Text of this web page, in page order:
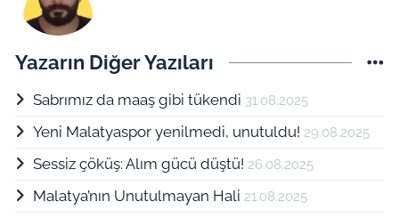
Yazarın Diğer Yazıları
Sabrımız da maaş gibi tükendi 31.08.2025
Yeni Malatyaspor yenilmedi, unutuldu! 29.08.2025
Sessiz çöküş: Alım gücü düştü! 26.08.2025
Malatya’nın Unutulmayan Hali 21.08.2025